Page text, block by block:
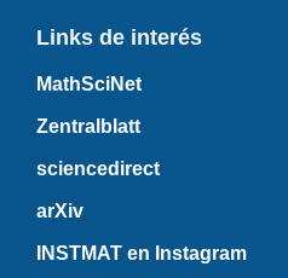
Links de interés
MathSciNet
Zentralblatt
sciencedirect
arXiv
INSTMAT en Instagram